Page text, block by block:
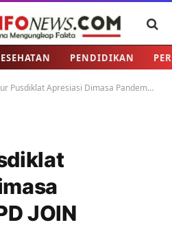
PENDIDIKAN
Apresiasi Dimasa Pandemi, DPD JOIN Selatan Gelar Rakor
JOIN